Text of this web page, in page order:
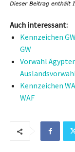
Auch interessant:
Kennzeichen
GW
Vorwahl
Kennzeichen
WAF